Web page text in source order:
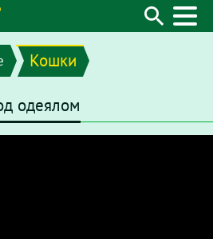
Кошки
одеялом